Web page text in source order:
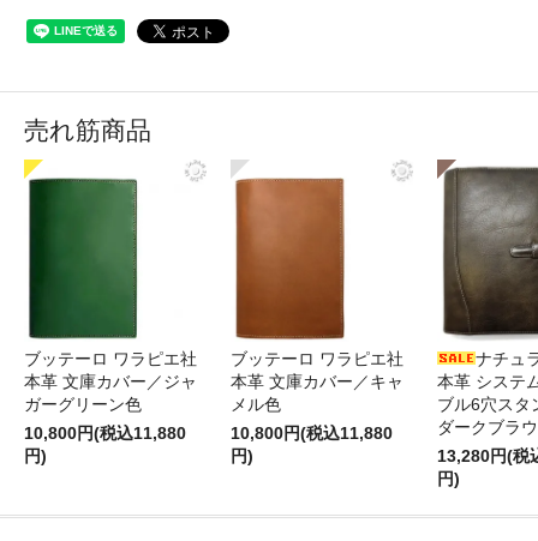
売れ筋商品
ブッテーロ ワラピエ社
本革 文庫カバー／ジャ
ガーグリーン色
10,800円(税込11,880
円)
ブッテーロ ワラピエ社
本革 文庫カバー／キャ
メル色
10,800円(税込11,880
円)
ナチュ
本革 システ
ブル6穴スタ
ダークブラ
13,280円(税
円)